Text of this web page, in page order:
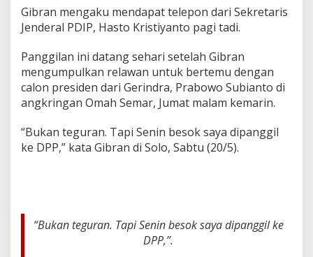
a
n
g
i
l
D
P
P
D
I
i
k
Gibran mengaku mendapat telepon dari Sekretaris
Jenderal PDIP, Hasto Kristiyanto pagi tadi.
Panggilan ini datang sehari setelah Gibran
mengumpulkan relawan untuk bertemu dengan
calon presiden dari Gerindra, Prabowo Subianto di
angkringan Omah Semar, Jumat malam kemarin.
“Bukan teguran. Tapi Senin besok saya dipanggil
ke DPP,” kata Gibran di Solo, Sabtu (20/5).
“Bukan teguran. Tapi Senin besok saya dipanggil ke
DPP,”.